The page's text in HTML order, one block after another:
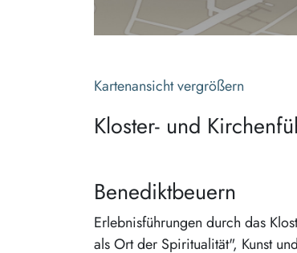
Kartenansicht vergrößern
Kloster- und
Benediktbeuern
Erlebnisführungen durch das
als Ort der Spiritualität", Kunst